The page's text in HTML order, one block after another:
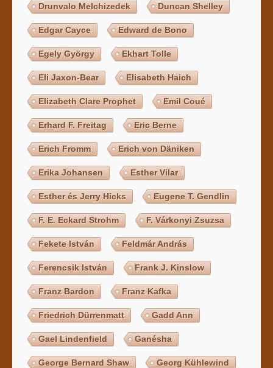
Drunvalo Melchizedek Duncan Shelley
Edgar Cayce Edward de Bono
Egely György Ekhart Tolle
Eli Jaxon-Bear Elisabeth Haich
Elizabeth Clare Prophet Emil Coué
Erhard F. Freitag Eric Berne
Erich Fromm Erich von Däniken
Erika Johansen Esther Vilar
Esther és Jerry Hicks Eugene T. Gendlin
F. E. Eckard Strohm F. Várkonyi Zsuzsa
Fekete István Feldmár András
Ferencsik István Frank J. Kinslow
Franz Bardon Franz Kafka
Friedrich Dürrenmatt Gadd Ann
Gael Lindenfield Ganésha
George Bernard Shaw Georg Kühlewind